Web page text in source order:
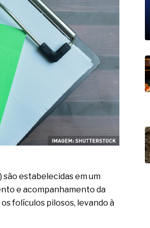
IA
estabelecidas em um
e acompanhamento da
folículos pilosos, levando à